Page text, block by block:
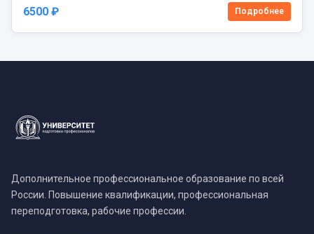
6500 ₽ Подробнее
Дополнительное профессиональное образование по всей
России. Повышение квалификации, профессиональная
переподготовка, рабочие профессии.